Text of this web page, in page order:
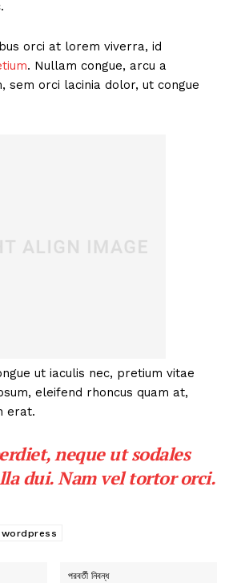
orci at lorem viverra, id
. Nullam congue, arcu a
sem orci lacinia dolor, ut congue
ut iaculis nec, pretium vitae
eleifend rhoncus quam at,
erat.
neque ut sodales
dui. Nam vel tortor orci.
wordpress
পরবর্তী নিবন্ধ